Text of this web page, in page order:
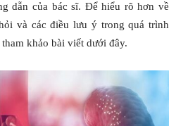
dẫn của bác sĩ. Để hiểu rõ hơn về
và các điều lưu ý trong quá trình
khảo bài viết dưới đây.